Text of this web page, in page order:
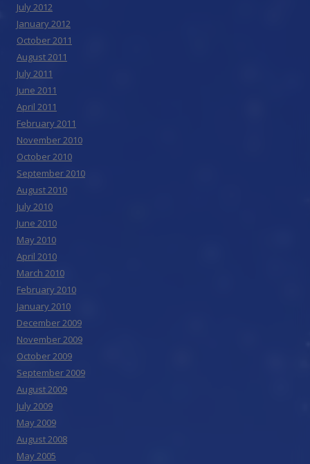
July 2012
January 2012
October 2011
August 2011
July 2011
June 2011
April 2011
February 2011
November 2010
October 2010
September 2010
August 2010
July 2010
June 2010
May 2010
April 2010
March 2010
February 2010
January 2010
December 2009
November 2009
October 2009
September 2009
August 2009
July 2009
May 2009
August 2008
May 2005